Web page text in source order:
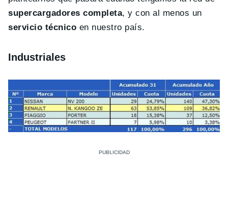
supercargadores completa, y con al menos un
servicio técnico en nuestro país.
Industriales